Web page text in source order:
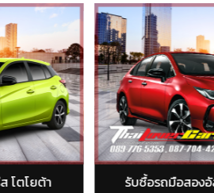
รับซื้อรถมือสองอัลติส โตโ